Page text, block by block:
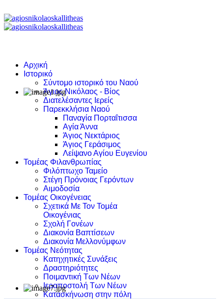
Αρχική
Ιστορικό
Σύντομο ιστορικό του Ναού
Άγιος Νικόλαος - Βίος
Διατελέσαντες Ιερείς
Παρεκκλήσια Ναού
Παναγία Πορταΐτισσα
Αγία Άννα
Άγιος Νεκτάριος
Άγιος Γεράσιμος
Λείψανο Αγίου Ευγενίου
Τομέας Φιλανθρωπίας
Φιλόπτωχο Ταμείο
Στέγη Πρόνοιας Γερόντων
Αιμοδοσία
Τομέας Οικογένειας
Σχετικά Με Τον Τομέα
Οικογένιας
Σχολή Γονέων
Διακονία Βαπτίσεων
Διακονία Μελλονύμφων
Τομέας Νεότητας
Κατηχητικές Συνάξεις
Δραστηριότητες
Ποιμαντική Των Νέων
Ιεραποστολή Των Νέων
Κατασκήνωση στην πόλη